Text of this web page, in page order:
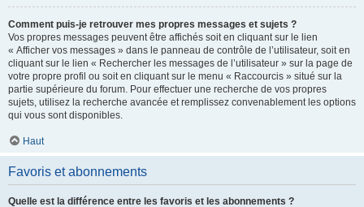
Comment puis-je retrouver mes propres messages et sujets ?
Vos propres messages peuvent être affichés soit en cliquant sur le lien
« Afficher vos messages » dans le panneau de contrôle de l’utilisateur, soit en
cliquant sur le lien « Rechercher les messages de l’utilisateur » sur la page de
votre propre profil ou soit en cliquant sur le menu « Raccourcis » situé sur la
partie supérieure du forum. Pour effectuer une recherche de vos propres
sujets, utilisez la recherche avancée et remplissez convenablement les options
qui vous sont disponibles.
Haut
Favoris et abonnements
Quelle est la différence entre les favoris et les abonnements ?